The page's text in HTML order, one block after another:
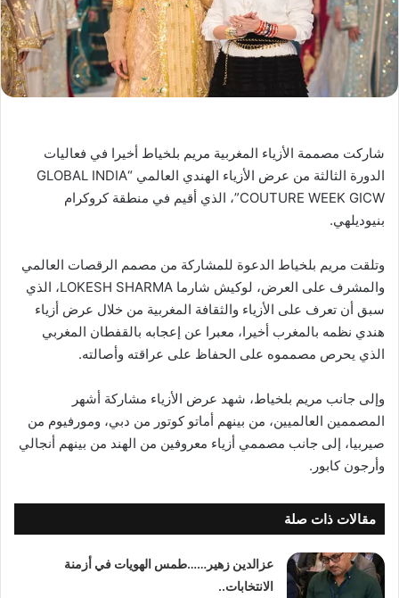
شاركت مصممة الأزياء المغربية مريم بلخياط أخيرا في فعاليات
الدورة الثالثة من عرض الأزياء الهندي العالمي “GLOBAL INDIA
COUTURE WEEK GICW”، الذي أقيم في منطقة كروكرام
بنيوديلهي.
وتلقت مريم بلخياط الدعوة للمشاركة من مصمم الرقصات العالمي
والمشرف على العرض، لوكيش شارما LOKESH SHARMA، الذي
سبق أن تعرف على الأزياء والثقافة المغربية من خلال عرض أزياء
هندي نظمه بالمغرب أخيرا، معبرا عن إعجابه بالقفطان المغربي
الذي يحرص مصمموه على الحفاظ على عراقته وأصالته.
وإلى جانب مريم بلخياط، شهد عرض الأزياء مشاركة أشهر
المصممين العالميين، من بينهم أماتو كوتور من دبي، ومورفيوم من
صيربيا، إلى جانب مصممي أزياء معروفين من الهند من بينهم أنجالي
وأرجون كابور.
مقالات ذات صلة
عزالدين زهير……طمس الهويات في أزمنة
الانتخابات..